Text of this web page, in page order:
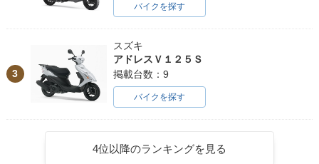
バイクを探す
3
スズキ
アドレスＶ１２５Ｓ
掲載台数：9
バイクを探す
4位以降のランキングを見る